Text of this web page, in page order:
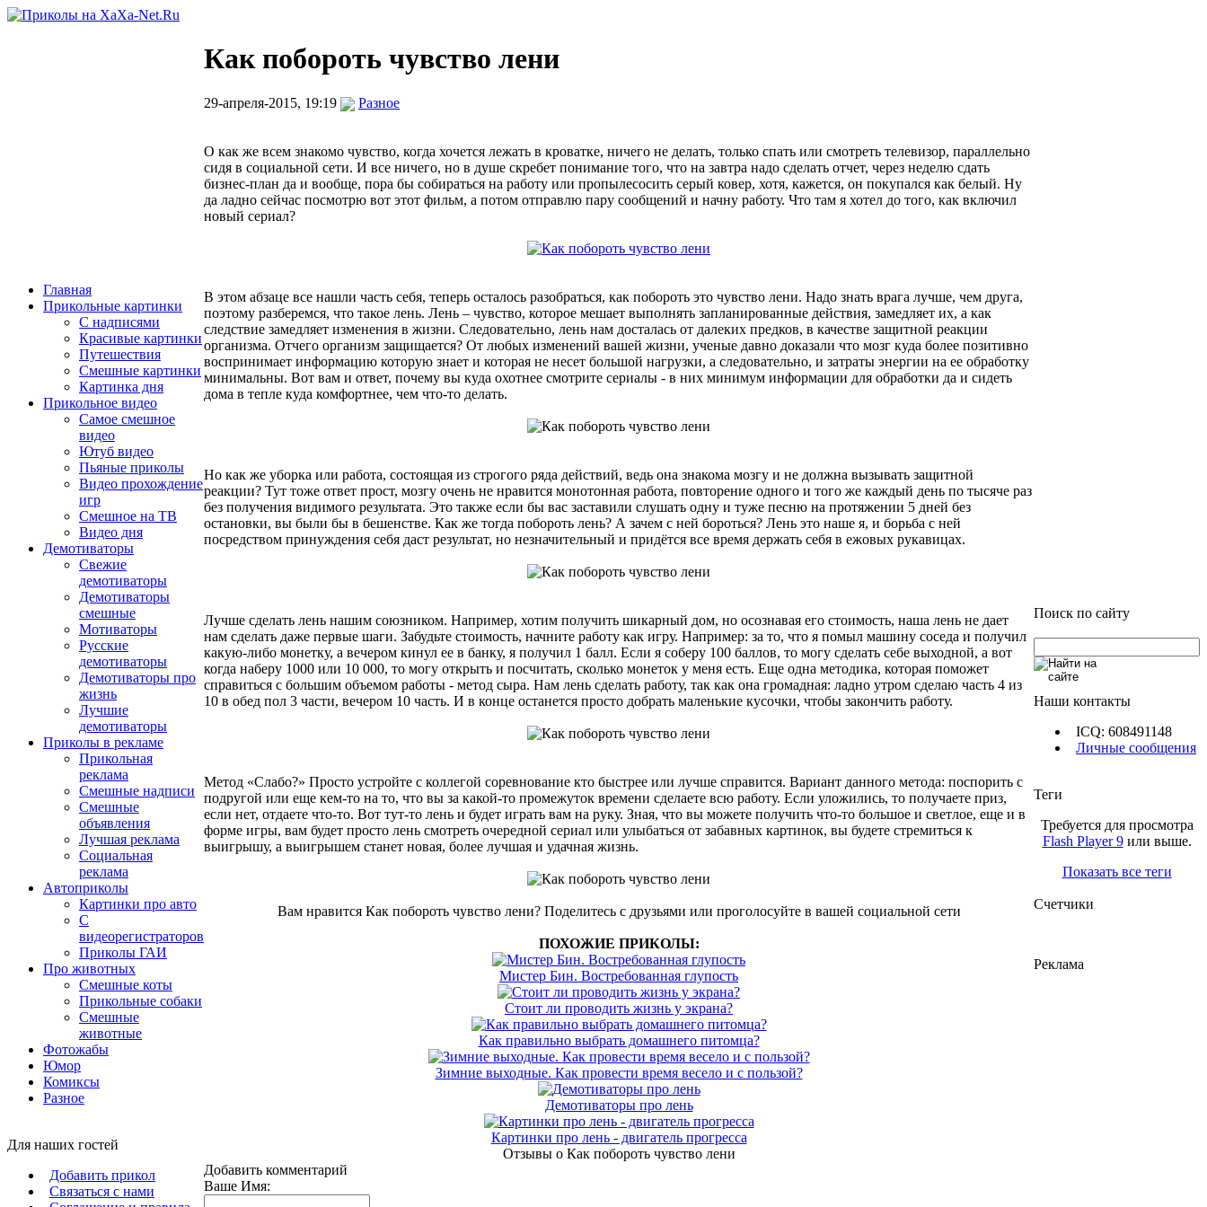
Главная
Прикольные картинки
С надписями
Красивые картинки
Путешествия
Смешные картинки
Картинка дня
Прикольное видео
Самое смешное
видео
Ютуб видео
Пьяные приколы
Видео прохождение
игр
Смешное на ТВ
Видео дня
Демотиваторы
Свежие
демотиваторы
Демотиваторы
смешные
Мотиваторы
Русские
демотиваторы
Демотиваторы про
жизнь
Лучшие
демотиваторы
Приколы в рекламе
Прикольная
реклама
Смешные надписи
Смешные
объявления
Лучшая реклама
Социальная
реклама
Автоприколы
Картинки про авто
С
видеорегистраторов
Приколы ГАИ
Про животных
Смешные коты
Прикольные собаки
Смешные
животные
Фотожабы
Юмор
Комиксы
Разное
Для наших гостей
Добавить прикол
Связаться с нами
Как побороть чувство лени
29-апреля-2015, 19:19 Разное
О как же всем знакомо чувство, когда хочется лежать в кроватке, ничего не делать, только спать или смотреть телевизор, параллельно
сидя в социальной сети. И все ничего, но в душе скребет понимание того, что на завтра надо сделать отчет, через неделю сдать
бизнес-план да и вообще, пора бы собираться на работу или пропылесосить серый ковер, хотя, кажется, он покупался как белый. Ну
да ладно сейчас посмотрю вот этот фильм, а потом отправлю пару сообщений и начну работу. Что там я хотел до того, как включил
новый сериал?
В этом абзаце все нашли часть себя, теперь осталось разобраться, как побороть это чувство лени. Надо знать врага лучше, чем друга,
поэтому разберемся, что такое лень. Лень – чувство, которое мешает выполнять запланированные действия, замедляет их, а как
следствие замедляет изменения в жизни. Следовательно, лень нам досталась от далеких предков, в качестве защитной реакции
организма. Отчего организм защищается? От любых изменений вашей жизни, ученые давно доказали что мозг куда более позитивно
воспринимает информацию которую знает и которая не несет большой нагрузки, а следовательно, и затраты энергии на ее обработку
минимальны. Вот вам и ответ, почему вы куда охотнее смотрите сериалы - в них минимум информации для обработки да и сидеть
дома в тепле куда комфортнее, чем что-то делать.
Но как же уборка или работа, состоящая из строгого ряда действий, ведь она знакома мозгу и не должна вызывать защитной
реакции? Тут тоже ответ прост, мозгу очень не нравится монотонная работа, повторение одного и того же каждый день по тысяче раз
без получения видимого результата. Это также если бы вас заставили слушать одну и туже песню на протяжении 5 дней без
остановки, вы были бы в бешенстве. Как же тогда побороть лень? А зачем с ней бороться? Лень это наше я, и борьба с ней
посредством принуждения себя даст результат, но незначительный и придётся все время держать себя в ежовых рукавицах.
Лучше сделать лень нашим союзником. Например, хотим получить шикарный дом, но осознавая его стоимость, наша лень не дает
нам сделать даже первые шаги. Забудьте стоимость, начните работу как игру. Например: за то, что я помыл машину соседа и получил
какую-либо монетку, а вечером кинул ее в банку, я получил 1 балл. Если я соберу 100 баллов, то могу сделать себе выходной, а вот
когда наберу 1000 или 10 000, то могу открыть и посчитать, сколько монеток у меня есть. Еще одна методика, которая поможет
справиться с большим объемом работы - метод сыра. Нам лень сделать работу, так как она громадная: ладно утром сделаю часть 4 из
10 в обед пол 3 части, вечером 10 часть. И в конце останется просто добрать маленькие кусочки, чтобы закончить работу.
Метод «Слабо?» Просто устройте с коллегой соревнование кто быстрее или лучше справится. Вариант данного метода: поспорить с
подругой или еще кем-то на то, что вы за какой-то промежуток времени сделаете всю работу. Если уложились, то получаете приз,
если нет, отдаете что-то. Вот тут-то лень и будет играть вам на руку. Зная, что вы можете получить что-то большое и светлое, еще и в
форме игры, вам будет просто лень смотреть очередной сериал или улыбаться от забавных картинок, вы будете стремиться к
выигрышу, а выигрышем станет новая, более лучшая и удачная жизнь.
Вам нравится Как побороть чувство лени? Поделитесь с друзьями или проголосуйте в вашей социальной сети
ПОХОЖИЕ ПРИКОЛЫ:
Мистер Бин. Востребованная глупость
Стоит ли проводить жизнь у экрана?
Как правильно выбрать домашнего питомца?
Зимние выходные. Как провести время весело и с пользой?
Демотиваторы про лень
Картинки про лень - двигатель прогресса
Отзывы о Как побороть чувство лени
Добавить комментарий
Ваше Имя:
Поиск по сайту
Наши контакты
ICQ: 608491148
Личные сообщения
Теги
Требуется для просмотра
Flash Player 9или выше.
Показать все теги
Счетчики
Реклама